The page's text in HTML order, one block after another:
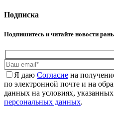
Подписка
Подпишитесь и читайте новости
Я даю Cогласие на
по электронной почте и на
данных на условиях,
персональных данных.